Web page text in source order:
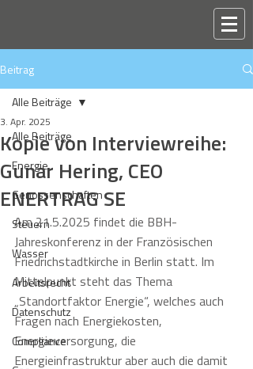
Beitrag
Alle Beiträge
Energie
Genossenschaften
Steuern
Wasser
Arbeitsrecht
Datenschutz
Compliance
Alle Beiträge
Kopie von Interviewreihe:
Gunar Hering, CEO
ENERTRAG SE
3. Apr. 2025
Am 21.5.2025 findet die BBH-
Jahreskonferenz in der Französischen
Friedrichstadtkirche in Berlin statt. Im
Mittelpunkt steht das Thema
„Standortfaktor Energie“, welches auch
Fragen nach Energiekosten,
Energieversorgung, die
Energieinfrastruktur aber auch die damit